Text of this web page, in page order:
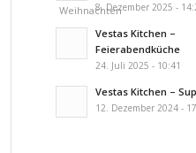
8. Dezember 2025 -
Vestas Kitchen –
Feierabendküche
24. Juli 2025 - 10:41
Vestas Kitchen –
12. Dezember 2024 -